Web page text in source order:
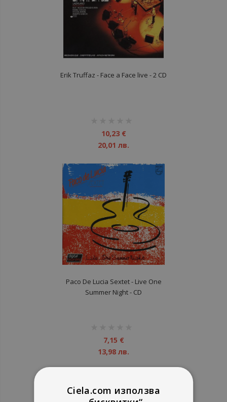
Erik Truffaz - Face a Face live - 2 CD
10,23 €
20,01 лв.
Paco De Lucia Sextet ‎- Live One
Summer Night - CD
7,15 €
13,98 лв.
Ciela.com използва